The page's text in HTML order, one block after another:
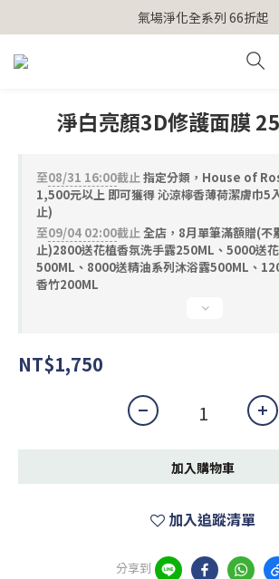
【官網獨家】首次消費 不限金額 即送 香遇
氣場淨化全系列 66折起
【官網獨家】首次消費 不限金額 即送 香遇
淨白亮顏3D修護面膜
至08/31 16:00截止指定分類，House of
1,500元以上 即可獲得 沁涼檸香薄荷潔膚巾5
止)
至09/04 02:00截止全店，8月單筆滿額贈(不
止)2800送花植香氛洗手露250ML、5000送
500ML、8000送精油系列沐浴露500ML、
香竹200ML
NT$1,750
加入購物車
加入追蹤清單
分享到